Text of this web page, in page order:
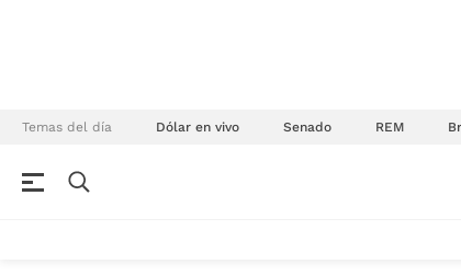
Temas del día Dólar en vivo Senado REM